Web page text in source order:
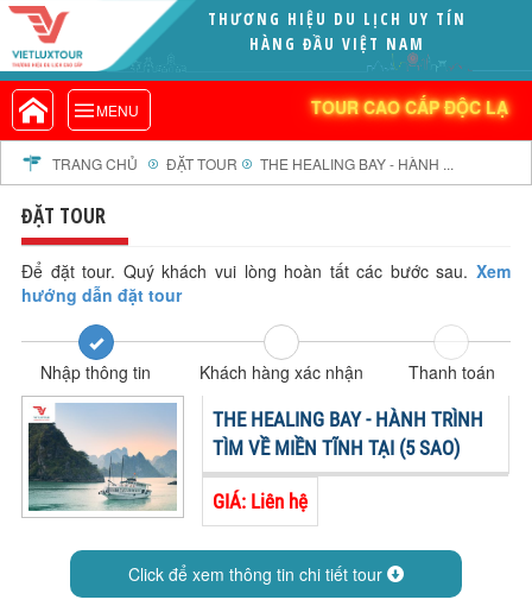
THƯƠNG HIỆU DU LỊCH UY TÍN
HÀNG ĐẦU VIỆT NAM
MENU TOUR CAO CẤP ĐỘC LẠ
VIETLUXTOUR.COM
TOUR CAO CẤP ĐỘC LẠ
TOUR TRONG NƯỚC
TOUR NƯỚC NGOÀI
TOUR KHỞI HÀNH TỪ HÀ NỘI
TOUR KHỞI HÀNH TỪ ĐÀ NẴNG
TOUR KHỞI HÀNH TỪ CẦN THƠ
TOUR ĐOÀN - M.I.C.E
TOUR COMBO
DỊCH VỤ
GIỚI THIỆU
HỒ SƠ NĂNG LỰC
PROFILE EN
THƯ KHEN VIETLUXTOUR
HỘP THƯ GÓP Ý
PROFILE HƯỚNG DẪN VIÊN
TRANG CHỦ ĐẶT TOUR THE HEALING BAY - HÀNH ...
ĐẶT TOUR
Để đặt tour. Quý khách vui lòng hoàn tất các bước sau.Xem
hướng dẫn đặt tour
Nhập thông tin Khách hàng xác nhận
Thanh toán
THE HEALING BAY - HÀNH TRÌNH
TÌM VỀ MIỀN TĨNH TẠI (5 SAO)
GIÁ: Liên hệ
Click để xem thông tin chi tiết tour